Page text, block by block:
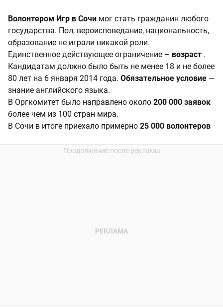
Волонтером Игр в Сочи мог стать гражданин любого
государства. Пол, вероисповедание, национальность,
образование не играли никакой роли.
Единственное действующее ограничение – возраст .
Кандидатам должно было быть не менее 18 и не более
80 лет на 6 января 2014 года. Обязательное условие —
знание английского языка.
В Оргкомитет было направлено около 200 000 заявок
более чем из 100 стран мира.
В Сочи в итоге приехало примерно 25 000 волонтеров